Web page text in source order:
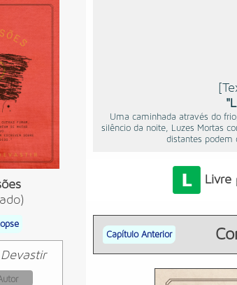
Uma caminhada através do
silêncio da noite, Luzes Mortas
distantes podem
Livre
Capítulo Anterior